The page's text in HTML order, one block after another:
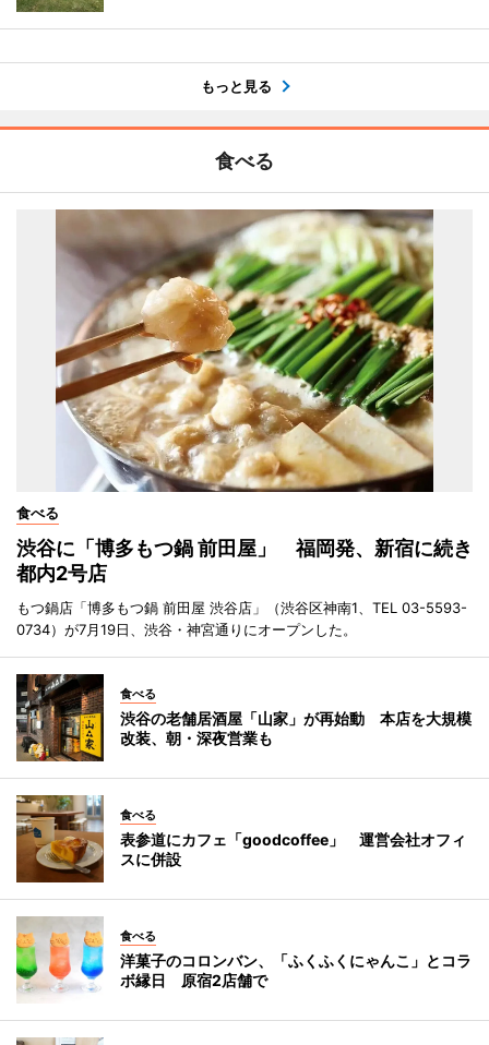
もっと見る
食べる
食べる
渋谷に「博多もつ鍋 前田屋」 福岡発、新宿に続き
都内2号店
もつ鍋店「博多もつ鍋 前田屋 渋谷店」（渋谷区神南1、TEL 03-5593-
0734）が7月19日、渋谷・神宮通りにオープンした。
食べる
渋谷の老舗居酒屋「山家」が再始動 本店を大規模
改装、朝・深夜営業も
食べる
表参道にカフェ「goodcoffee」 運営会社オフィ
スに併設
食べる
洋菓子のコロンバン、「ふくふくにゃんこ」とコラ
ボ縁日 原宿2店舗で